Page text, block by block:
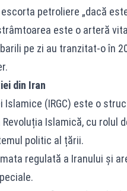
petroliere „dacă
este o arteră
pe zi au tranzitat-o în
din Iran
Islamice (IRGC) este o
Islamică, cu rolul
politic al țării.
regulată a Iranului și